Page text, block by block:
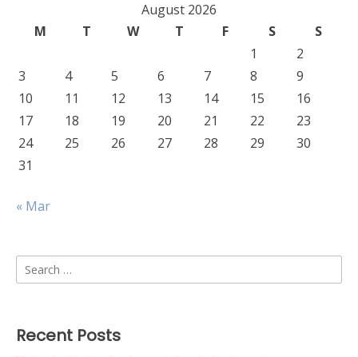
August 2026
M
T W T F S
S
1
2
3
4 5 6 7 8
9
10
11 12 13 14 15
16
17
18 19 20 21 22
23
24
25 26 27 28 29
30
31
« Mar
Search
for:
Recent Posts